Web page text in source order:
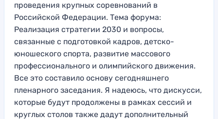
проведения крупных соревнований в
Российской Федерации. Тема форума:
Реализация стратегии 2030 и вопросы,
связанные с подготовкой кадров, детско-
юношеского спорта, развитие массового
профессионального и олимпийского движения.
Все это составило основу сегодняшнего
пленарного заседания. Я надеюсь, что дискусси,
которые будут продолжены в рамках сессий и
круглых столов также дадут дополнительный